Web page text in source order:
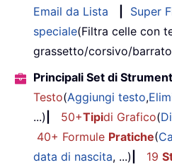
Email da Lista
Super
speciale(Filtra celle con
grassetto/corsivo/
Principali Set di
Testo(Aggiungi testo,
...)
50+Tipidi Grafico(
40+ Formule Pratiche(
data di nascita, ...) 19